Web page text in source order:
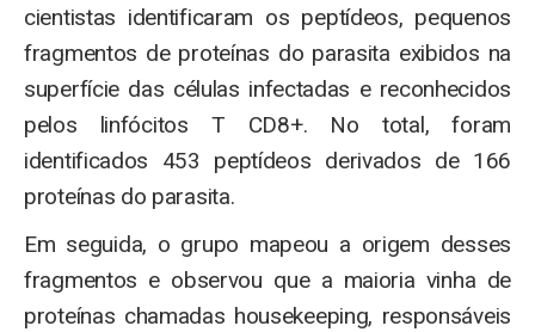
cientistas identificaram os peptídeos, pequenos
fragmentos de proteínas do parasita exibidos na
superfície das células infectadas e reconhecidos
pelos linfócitos T CD8+. No total, foram
identificados 453 peptídeos derivados de 166
proteínas do parasita.
Em seguida, o grupo mapeou a origem desses
fragmentos e observou que a maioria vinha de
proteínas chamadas housekeeping, responsáveis